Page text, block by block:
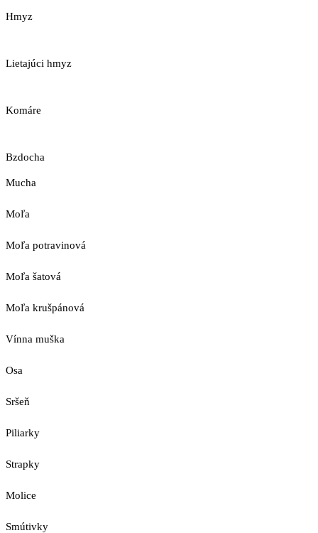
Hmyz
Lietajúci hmyz
Komáre
Bzdocha
Mucha
Moľa
Moľa potravinová
Moľa šatová
Moľa krušpánová
Vínna muška
Osa
Sršeň
Piliarky
Strapky
Molice
Smútivky